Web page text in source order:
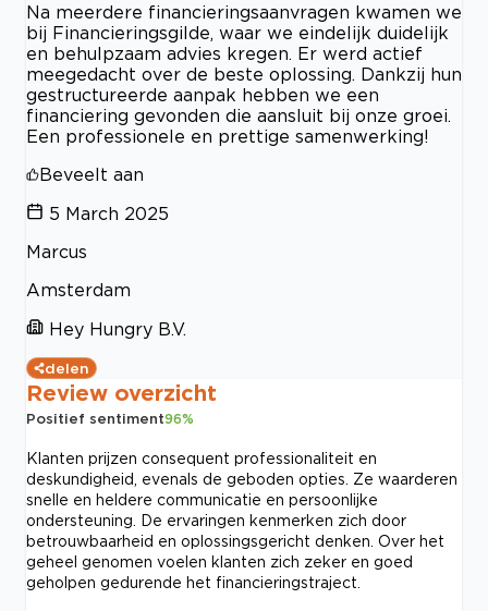
Na meerdere financieringsaanvragen kwamen we
bij Financieringsgilde, waar we eindelijk duidelijk
en behulpzaam advies kregen. Er werd actief
meegedacht over de beste oplossing. Dankzij hun
gestructureerde aanpak hebben we een
financiering gevonden die aansluit bij onze groei.
Een professionele en prettige samenwerking!
Beveelt aan
5 March 2025
Marcus
Amsterdam
Hey Hungry B.V.
delen
Review overzicht
Positief sentiment96%
Klanten prijzen consequent professionaliteit en
deskundigheid, evenals de geboden opties. Ze waarderen
snelle en heldere communicatie en persoonlijke
ondersteuning. De ervaringen kenmerken zich door
betrouwbaarheid en oplossingsgericht denken. Over het
geheel genomen voelen klanten zich zeker en goed
geholpen gedurende het financieringstraject.